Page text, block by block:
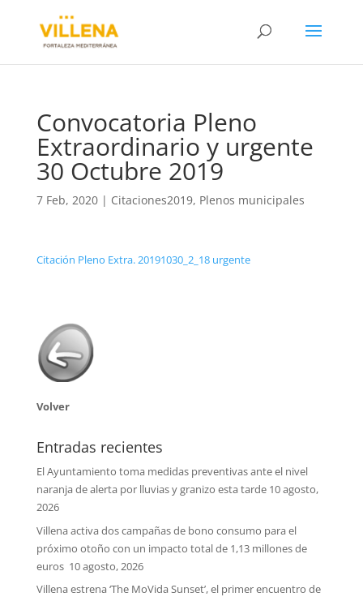
Convocatoria Pleno
Extraordinario y urgente
30 Octubre 2019
7 Feb, 2020| Citaciones2019, Plenos municipales
Citación Pleno Extra. 20191030_2_18 urgente
Volver
Entradas recientes
El Ayuntamiento toma medidas preventivas ante el nivel
naranja de alerta por lluvias y granizo esta tarde 10 agosto,
2026
Villena activa dos campañas de bono consumo para el
próximo otoño con un impacto total de 1,13 millones de
euros 10 agosto, 2026
Villena estrena ‘The MoVida Sunset’, el primer encuentro de